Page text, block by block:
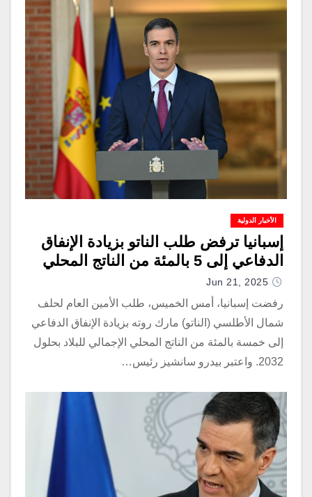
الأخبار الدولية
إسبانيا ترفض طلب الناتو بزيادة الإنفاق
الدفاعي إلى 5 بالمئة من الناتج المحلي
Jun 21, 2025
رفضت إسبانيا، أمس الخميس، طلب الأمين العام لحلف
شمال الأطلسي (الناتو) مارك روته بزيادة الإنفاق الدفاعي
إلى خمسة بالمئة من الناتج المحلي الإجمالي للبلاد بحلول
2032. واعتبر بيدرو سانشيز رئيس…